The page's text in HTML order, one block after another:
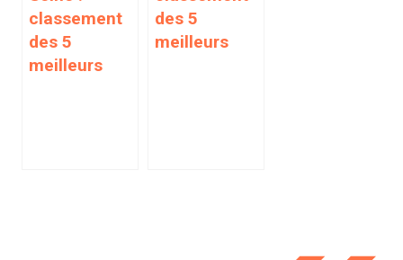
classement
des 5
meilleurs
des 5
meilleurs